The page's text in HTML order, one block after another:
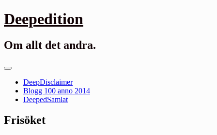
Gå
till
Deepedition
Om allt det andra.
Primär
DeepDisclaimer
Blogg 100 anno 2014
DeepedSamlat
Frisöket